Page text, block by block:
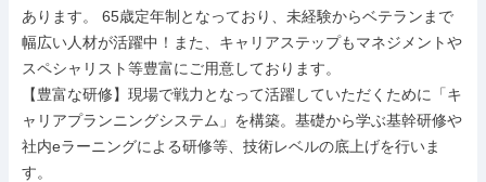
あります。 65歳定年制となっており、未経験からベテランまで
幅広い人材が活躍中！また、キャリアステップもマネジメントや
スペシャリスト等豊富にご用意しております。
【豊富な研修】現場で戦力となって活躍していただくために「キ
ャリアプランニングシステム」を構築。基礎から学ぶ基幹研修や
社内eラーニングによる研修等、技術レベルの底上げを行いま
す。